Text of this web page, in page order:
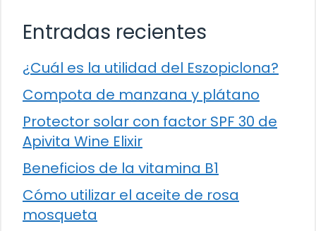
Entradas recientes
¿Cuál es la utilidad del Eszopiclona?
Compota de manzana y plátano
Protector solar con factor SPF 30 de
Apivita Wine Elixir
Beneficios de la vitamina B1
Cómo utilizar el aceite de rosa
mosqueta